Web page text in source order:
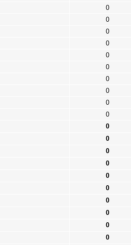
0
0
0
0
0
0
0
0
0
0
0
0
0
0
0
0
0
0
0
0